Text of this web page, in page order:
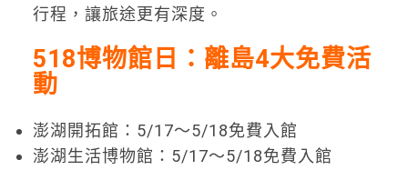
行程，讓旅途更有深度。
518博物館日：離島4大免費活
動
澎湖開拓館：5/17～5/18免費入館
澎湖生活博物館：5/17～5/18免費入館